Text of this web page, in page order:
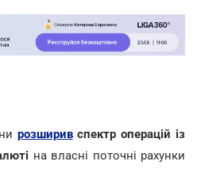
розширивспектр операцій із
на власні поточні рахунки